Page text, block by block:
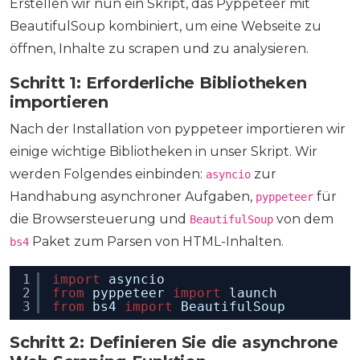
Erstellen wir nun ein Skript, das Pyppeteer mit
BeautifulSoup kombiniert, um eine Webseite zu
öffnen, Inhalte zu scrapen und zu analysieren.
Schritt 1: Erforderliche Bibliotheken
importieren
Nach der Installation von pyppeteer importieren wir
einige wichtige Bibliotheken in unser Skript. Wir
werden Folgendes einbinden: asyncio zur
Handhabung asynchroner Aufgaben, pyppeteer für
die Browsersteuerung und BeautifulSoup von dem
bs4 Paket zum Parsen von HTML-Inhalten.
1
2
3
import
asyncio
from
pyppeteer import
launch
from
bs4 import BeautifulSoup
Schritt 2: Definieren Sie die asynchrone